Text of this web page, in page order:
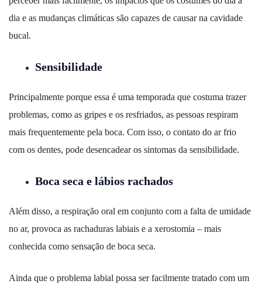
dia e as mudanças climáticas são capazes de causar na cavidade
bucal.
Sensibilidade
Principalmente porque essa é uma temporada que costuma trazer
problemas, como as gripes e os resfriados, as pessoas respiram
mais frequentemente pela boca. Com isso, o contato do ar frio
com os dentes, pode desencadear os sintomas da sensibilidade.
Boca seca e lábios rachados
Além disso, a respiração oral em conjunto com a falta de umidade
no ar, provoca as rachaduras labiais e a xerostomia – mais
conhecida como sensação de boca seca.
Ainda que o problema labial possa ser facilmente tratado com um